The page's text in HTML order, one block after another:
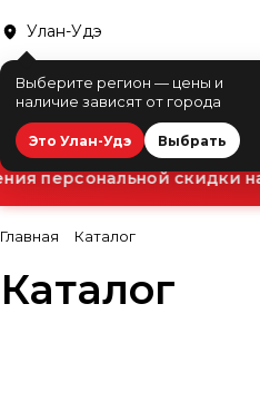
Улан-Удэ
Выберите регион — цены и
наличие зависят от города
Это Улан-Удэ Выбрать
персональной скидки
Главная Каталог
Каталог